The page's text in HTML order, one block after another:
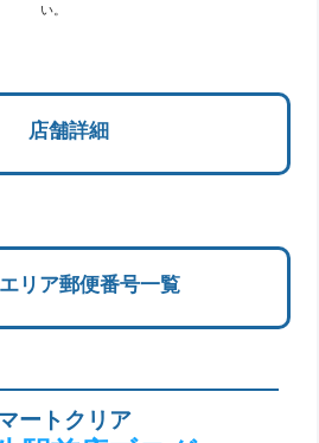
い。
店舗詳細
リア郵便番号一覧
ートクリア